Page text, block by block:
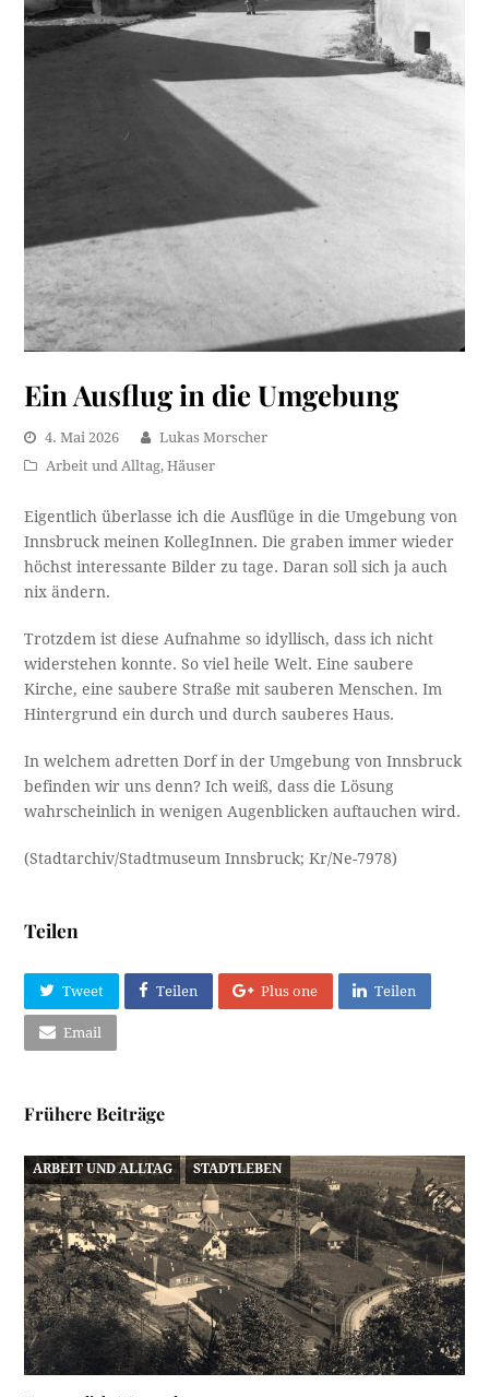
Ein Ausflug in die Umgebung
4. Mai 2026
Lukas Morscher
Arbeit und Alltag,Häuser
Eigentlich überlasse ich die Ausflüge in die Umgebung von
Innsbruck meinen KollegInnen. Die graben immer wieder
höchst interessante Bilder zu tage. Daran soll sich ja auch
nix ändern.
Trotzdem ist diese Aufnahme so idyllisch, dass ich nicht
widerstehen konnte. So viel heile Welt. Eine saubere
Kirche, eine saubere Straße mit sauberen Menschen. Im
Hintergrund ein durch und durch sauberes Haus.
In welchem adretten Dorf in der Umgebung von Innsbruck
befinden wir uns denn? Ich weiß, dass die Lösung
wahrscheinlich in wenigen Augenblicken auftauchen wird.
(Stadtarchiv/Stadtmuseum Innsbruck; Kr/Ne-7978)
Teilen
Tweet Teilen Plus one Teilen
Email
Frühere Beiträge
ARBEIT UND ALLTAG STADTLEBEN